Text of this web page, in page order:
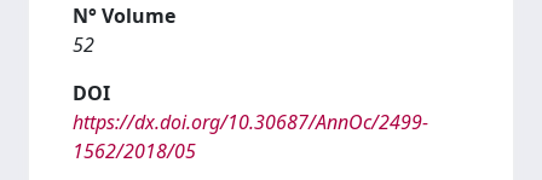
N° Volume
52
DOI
https://dx.doi.org/10.30687/AnnOc/2499-
1562/2018/05